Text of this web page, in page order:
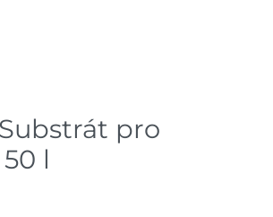
- doručení do 7 dnů
pro
l